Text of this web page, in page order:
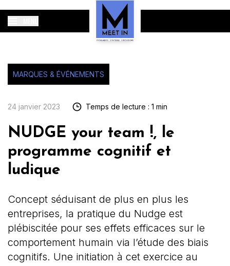
MARQUES & ÉVÉNEMENTS
24 janvier 2023 Temps de lecture : 1 min
NUDGE your team !, le
programme cognitif et
ludique
Concept séduisant de plus en plus les
entreprises, la pratique du Nudge est
plébiscitée pour ses effets efficaces sur le
comportement humain via l’étude des biais
cognitifs. Une initiation à cet exercice au